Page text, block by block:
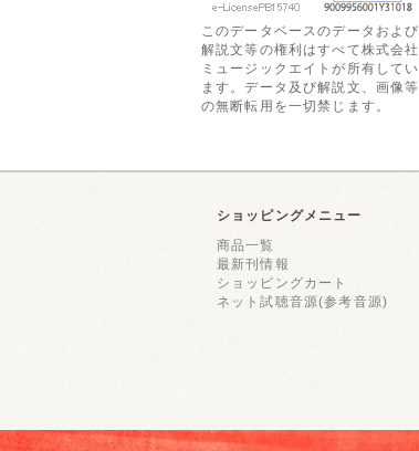
このデータベースのデータおよび
解説文等の権利はすべて株式会社
ミュージックエイトが所有してい
ます。データ及び解説文、画像等
の無断転用を一切禁じます。
ショッピングメニュー
商品一覧
最新刊情報
ショッピングカート
ネット試聴音源(参考音源)